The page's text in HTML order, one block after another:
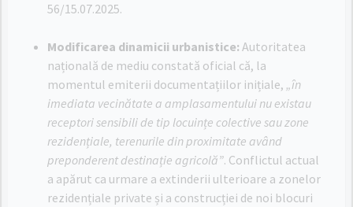
56/15.07.2025.
Modificarea dinamicii urbanistice: Autoritatea
națională de mediu constată oficial că, la
momentul emiterii documentațiilor inițiale, „în
imediata vecinătate a amplasamentului nu existau
receptori sensibili de tip locuințe colective sau zone
rezidențiale, terenurile din proximitate având
preponderent destinație agricolă”. Conflictul actual
a apărut ca urmare a extinderii ulterioare a zonelor
rezidențiale private și a construcției de noi blocuri